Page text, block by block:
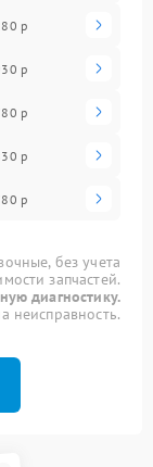
р
р
р
р
р
без учета
запчастей.
диагностику.
неисправность.